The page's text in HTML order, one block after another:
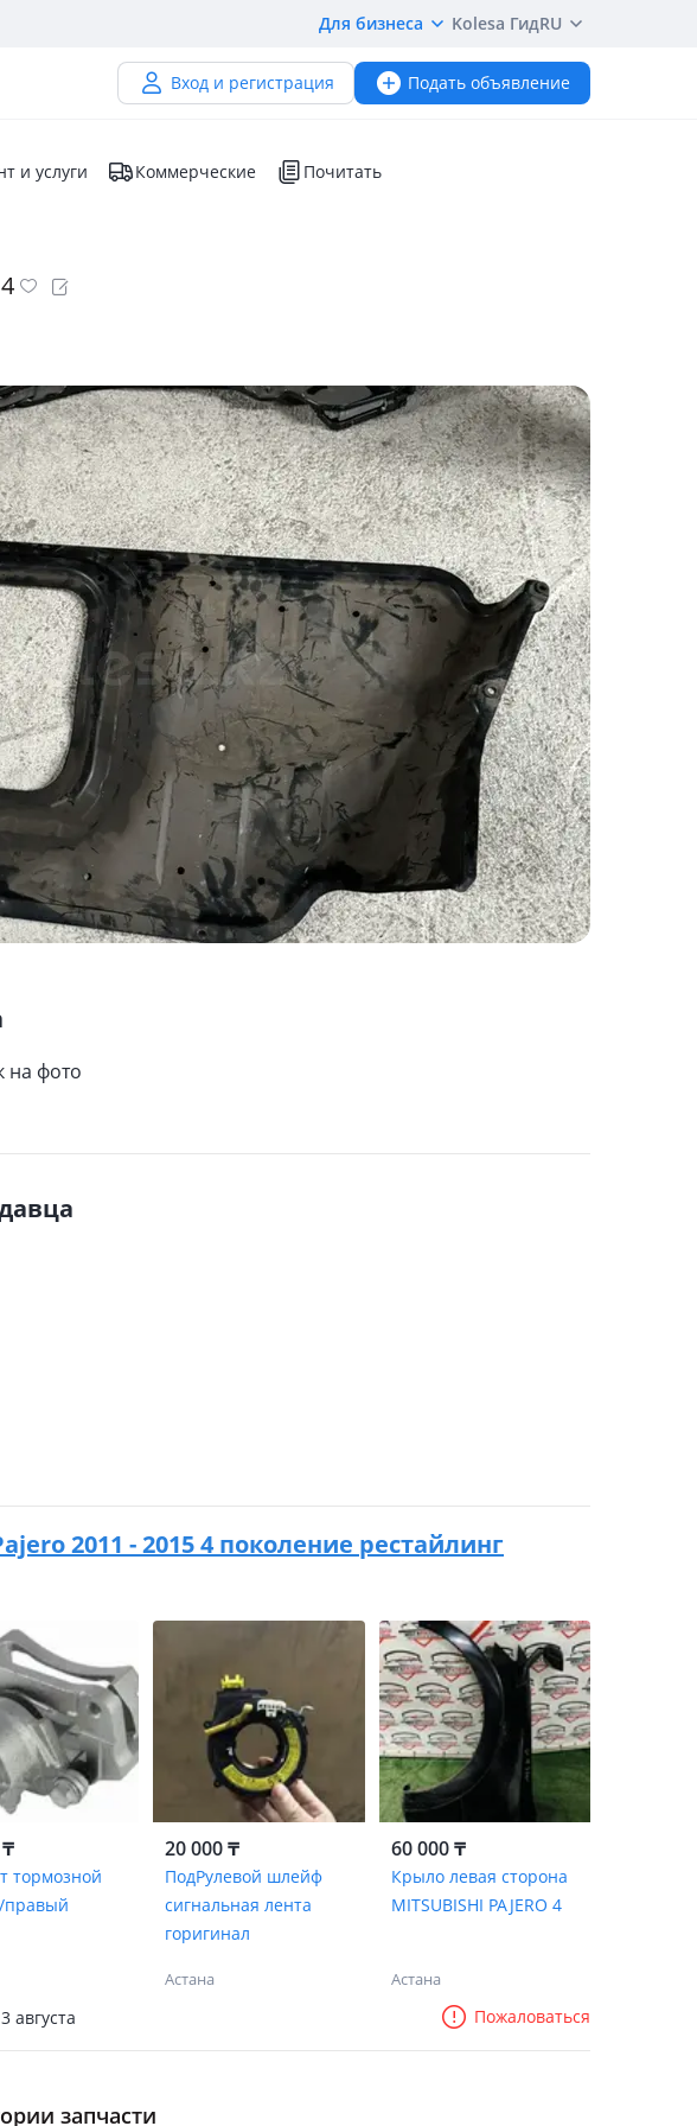
Для бизнеса Kolesa ГидRU
Вход и регистрация Подать объявление
и услуги Коммерческие Почитать
на фото
2011 - 2015 4 поколение рестайлинг
тормозной
правый
20 000 ₸
ПодРулевой шлейф
сигнальная лента
горигинал
Астана
60 000 ₸
Крыло левая сторона
MITSUBISHI PAJERO 4
Астана
августа Пожаловаться
запчасти